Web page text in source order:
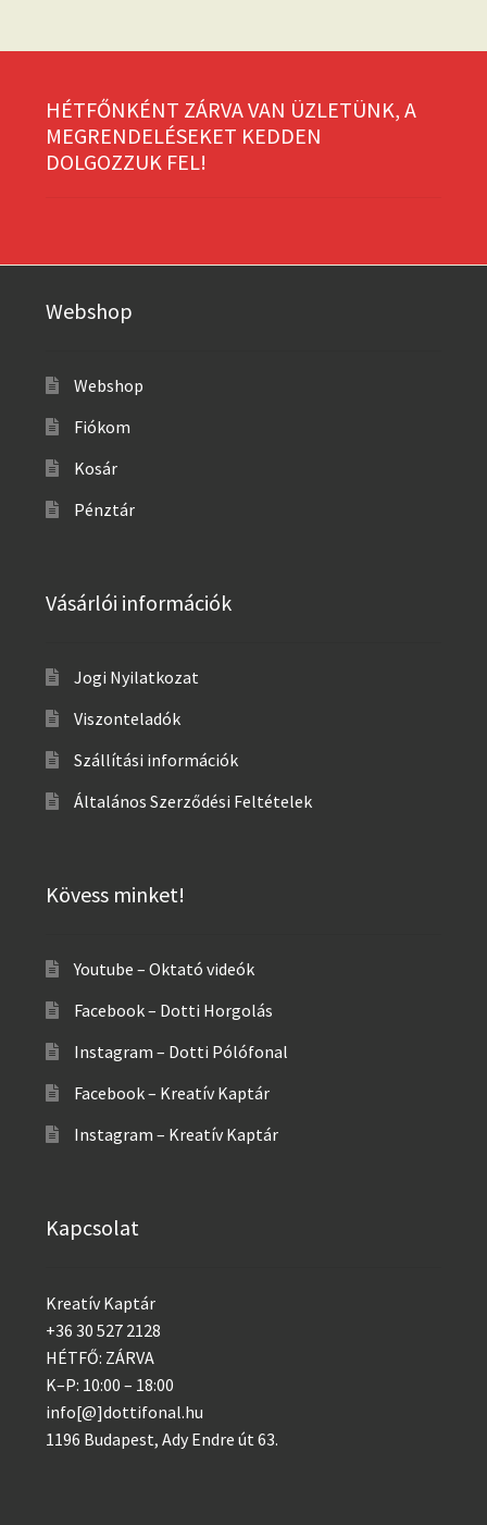
HÉTFŐNKÉNT ZÁRVA VAN ÜZLETÜNK, A
MEGRENDELÉSEKET KEDDEN
DOLGOZZUK FEL!
Webshop
Webshop
Fiókom
Kosár
Pénztár
Vásárlói információk
Jogi Nyilatkozat
Viszonteladók
Szállítási információk
Általános Szerződési Feltételek
Kövess minket!
Youtube – Oktató videók
Facebook – Dotti Horgolás
Instagram – Dotti Pólófonal
Facebook – Kreatív Kaptár
Instagram – Kreatív Kaptár
Kapcsolat
Kreatív Kaptár
+36 30 527 2128
HÉTFŐ: ZÁRVA
K–P: 10:00 – 18:00
info[@]dottifonal.hu
1196 Budapest, Ady Endre út 63.